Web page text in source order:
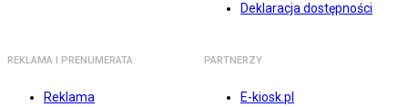
Deklaracja dostępności
REKLAMA I PRENUMERATA
Reklama
PARTNERZY
E-kiosk.pl